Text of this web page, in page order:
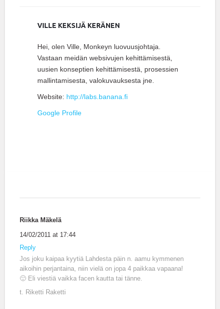
VILLE KEKSIJÄ KERÄNEN
Hei, olen Ville, Monkeyn luovuusjohtaja.
Vastaan meidän websivujen kehittämisestä,
uusien konseptien kehittämisestä, prosessien
mallintamisesta, valokuvauksesta jne.
Website: http://labs.banana.fi
Google Profile
Riikka Mäkelä
14/02/2011 at 17:44
Reply
Jos joku kaipaa kyytiä Lahdesta päin n. aamu kymmenen
aikoihin perjantaina, niin vielä on jopa 4 paikkaa vapaana!
🙂 Eli viestiä vaikka facen kautta tai tänne.
t. Riketti Raketti